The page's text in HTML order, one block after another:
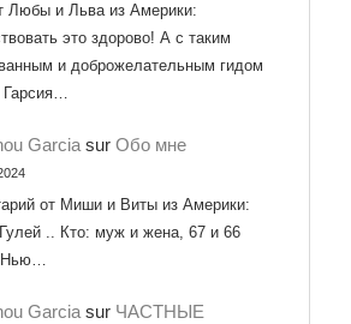
Любы и Льва из Америки:
это здорово! А с таким
и доброжелательным гидом
Garcia surОбо мне
от Миши и Виты из Америки:
.. Кто: муж и жена, 67 и 66
Нью…
Garciasur ЧАСТНЫЕ